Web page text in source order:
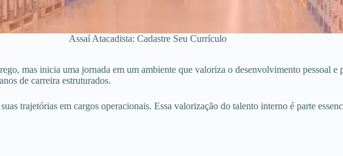
Assaí Atacadista: Cadastre Seu Currículo
mas inicia uma jornada em um ambiente que valoriza o desenvolvimento pessoal
de carreira estruturados.
trajetórias em cargos operacionais. Essa valorização do talento interno é parte